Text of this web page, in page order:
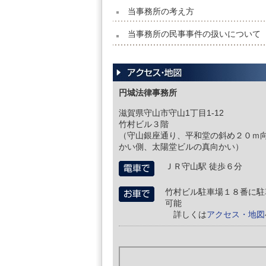
当事務所の考え方
当事務所の民事事件の扱いについて
円城法律事務所
滋賀県守山市守山1丁目1-12
竹村ビル３階
（守山銀座通り、平和堂の斜め２０ｍ
かい側、太陽堂ビルの真向かい）
ＪＲ守山駅 徒歩６分
竹村ビル駐車場１８番に
可能
詳しくはアクセス・地図